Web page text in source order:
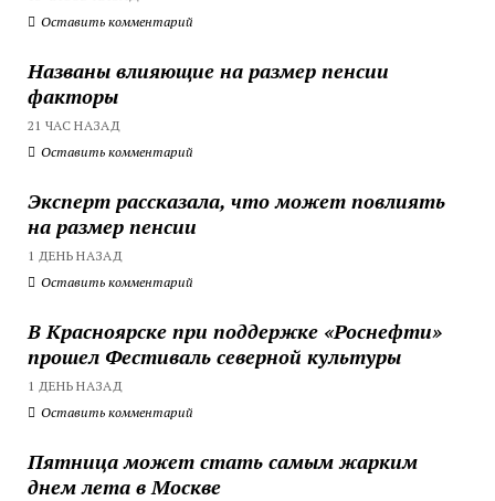
Оставить комментарий
Названы влияющие на размер пенсии
факторы
21 ЧАС НАЗАД
Оставить комментарий
Эксперт рассказала, что может повлиять
на размер пенсии
1 ДЕНЬ НАЗАД
Оставить комментарий
В Красноярске при поддержке «Роснефти»
прошел Фестиваль северной культуры
1 ДЕНЬ НАЗАД
Оставить комментарий
Пятница может стать самым жарким
днем лета в Москве